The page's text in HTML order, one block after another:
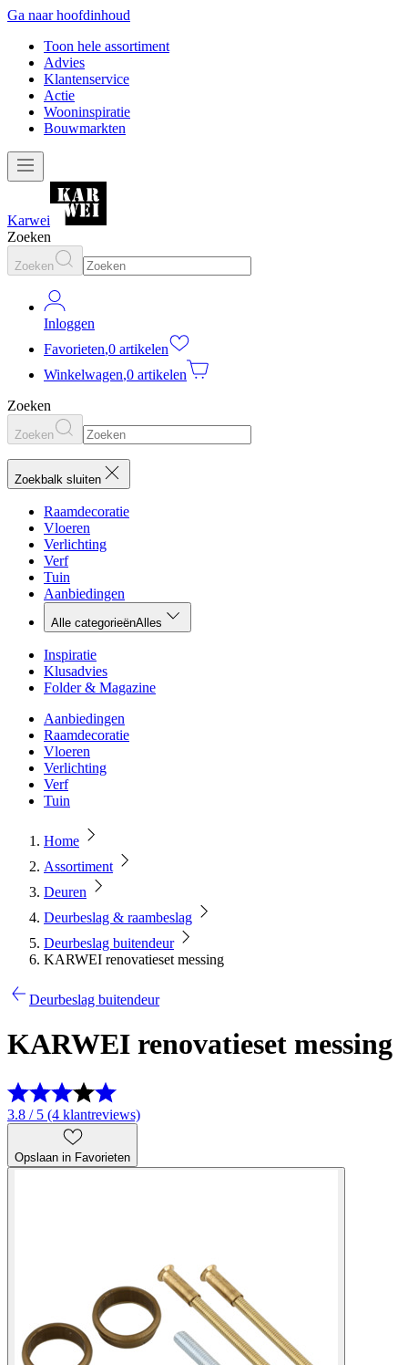
Ga naar hoofdinhoud
Toon hele assortiment
Advies
Klantenservice
Actie
Wooninspiratie
Bouwmarkten
Karwei
Zoeken
Zoeken
Inloggen
Favorieten,0 artikelen
Winkelwagen,0 artikelen
Zoeken
Zoeken
Zoekbalk sluiten
Raamdecoratie
Vloeren
Verlichting
Verf
Tuin
Aanbiedingen
Alle categorieënAlles
Inspiratie
Klusadvies
Folder & Magazine
Aanbiedingen
Raamdecoratie
Vloeren
Verlichting
Verf
Tuin
Home
Assortiment
Deuren
Deurbeslag & raambeslag
Deurbeslag buitendeur
KARWEI renovatieset messing
Deurbeslag buitendeur
KARWEI renovatieset messing
3.8 / 5 (4 klantreviews)
Opslaan in Favorieten